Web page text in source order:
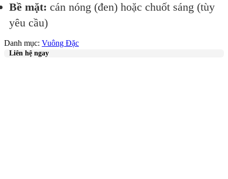
Bề mặt: cán nóng (đen) hoặc chuốt sáng (tùy
yêu cầu)
Danh mục: Vuông Đặc
Liên hệ ngay